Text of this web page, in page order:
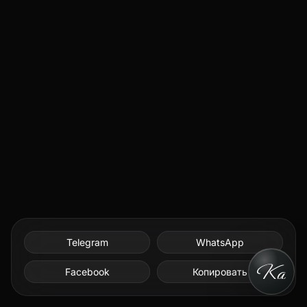
Telegram WhatsApp
Facebook Копировать